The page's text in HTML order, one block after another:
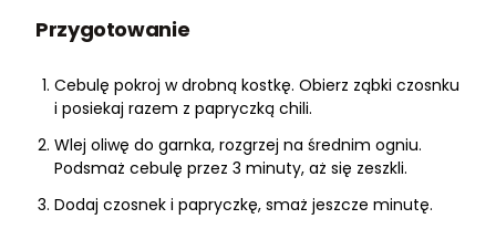
Przygotowanie
Cebulę pokroj w drobną kostkę. Obierz ząbki czosnku
i posiekaj razem z papryczką chili.
Wlej oliwę do garnka, rozgrzej na średnim ogniu.
Podsmaż cebulę przez 3 minuty, aż się zeszkli.
Dodaj czosnek i papryczkę, smaż jeszcze minutę.